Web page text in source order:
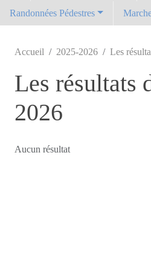
Randonnées Pédestres
Accueil 2025-2026 Les
Les résultats
2026
Aucun résultat